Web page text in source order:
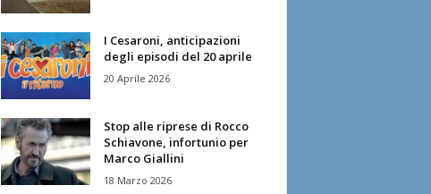
I Cesaroni, anticipazioni
degli episodi del 20 aprile
20 Aprile 2026
Stop alle riprese di Rocco
Schiavone, infortunio per
Marco Giallini
18 Marzo 2026